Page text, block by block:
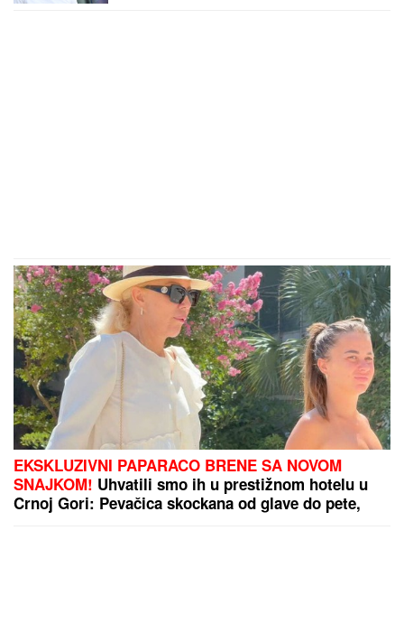
EKSKLUZIVNI PAPARACO BRENE SA NOVOM
SNAJKOM! Uhvatili smo ih u prestižnom hotelu u
Crnoj Gori: Pevačica skockana od glave do pete,